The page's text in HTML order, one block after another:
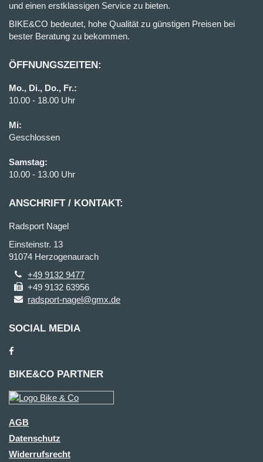
und einen erstklassigen Service zu bieten.
BIKE&CO bedeutet, hohe Qualität zu günstigen Preisen bei
bester Beratung zu bekommen.
ÖFFNUNGSZEITEN:
Mo., Di., Do., Fr.:
10.00 - 18.00 Uhr
Mi:
Geschlossen
Samstag:
10.00 - 13.00 Uhr
ANSCHRIFT / KONTAKT:
Radsport Nagel
Einsteinstr. 13
91074 Herzogenaurach
+49 9132 9477
+49 9132 63956
radsport-nagel@gmx.de
SOCIAL MEDIA
BIKE&CO PARTNER
AGB
Datenschutz
Widerrufsrecht